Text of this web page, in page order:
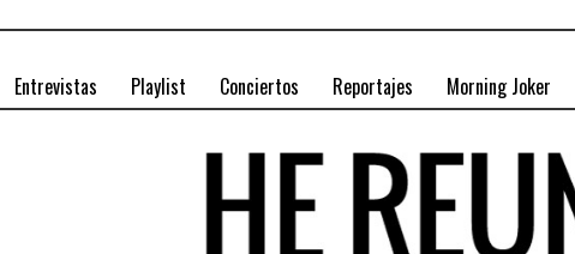
Entrevistas Playlist Conciertos Reportajes Morning Joker